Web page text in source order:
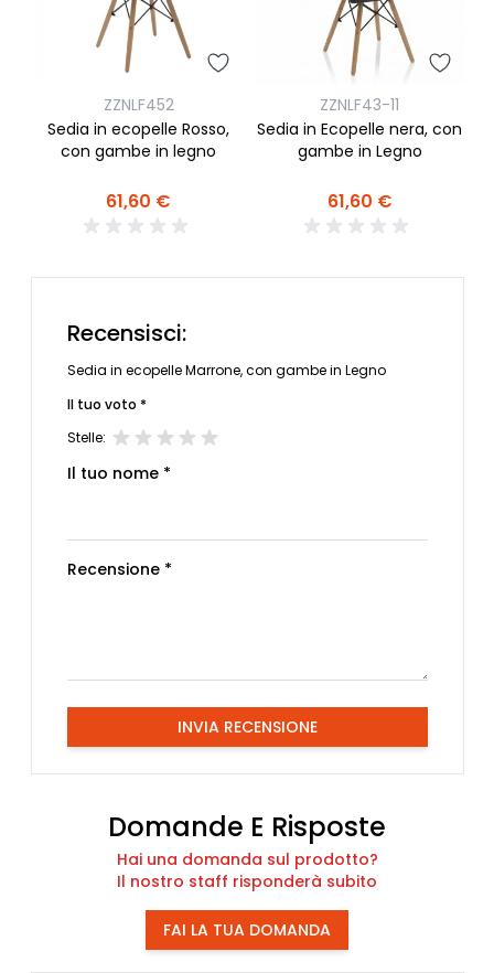
ZZNLF452
Sedia in ecopelle Rosso,
con gambe in legno
61,60 €
ZZNLF43-11
Sedia in Ecopelle nera, con
gambe in Legno
61,60 €
Recensisci:
Sedia in ecopelle Marrone, con gambe in Legno
Il tuo voto *
Stelle:
Il tuo nome *
Recensione *
INVIA RECENSIONE
Domande E Risposte
Hai una domanda sul prodotto?
Il nostro staff risponderà subito
FAI LA TUA DOMANDA